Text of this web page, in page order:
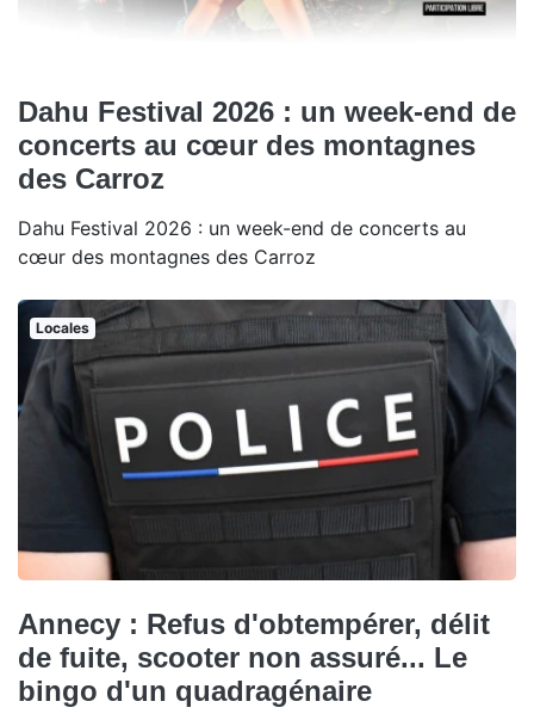
Dahu Festival 2026 : un week-end de
concerts au cœur des montagnes
des Carroz
Dahu Festival 2026 : un week-end de concerts au
cœur des montagnes des Carroz
Locales
Annecy : Refus d'obtempérer, délit
de fuite, scooter non assuré... Le
bingo d'un quadragénaire